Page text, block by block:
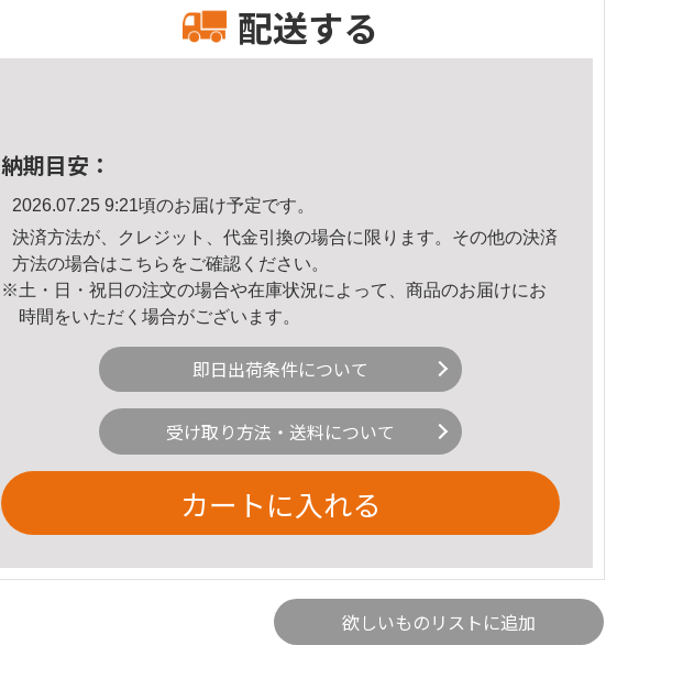
配送する
納期目安：
2026.07.25 9:21頃のお届け予定です。
決済方法が、クレジット、代金引換の場合に限ります。その他の決済
方法の場合はこちら をご確認ください。
※土・日・祝日の注文の場合や在庫状況によって、商品のお届けにお
時間をいただく場合がございます。
即日出荷条件について
受け取り方法・送料について
カートに入れる
欲しいものリストに追加